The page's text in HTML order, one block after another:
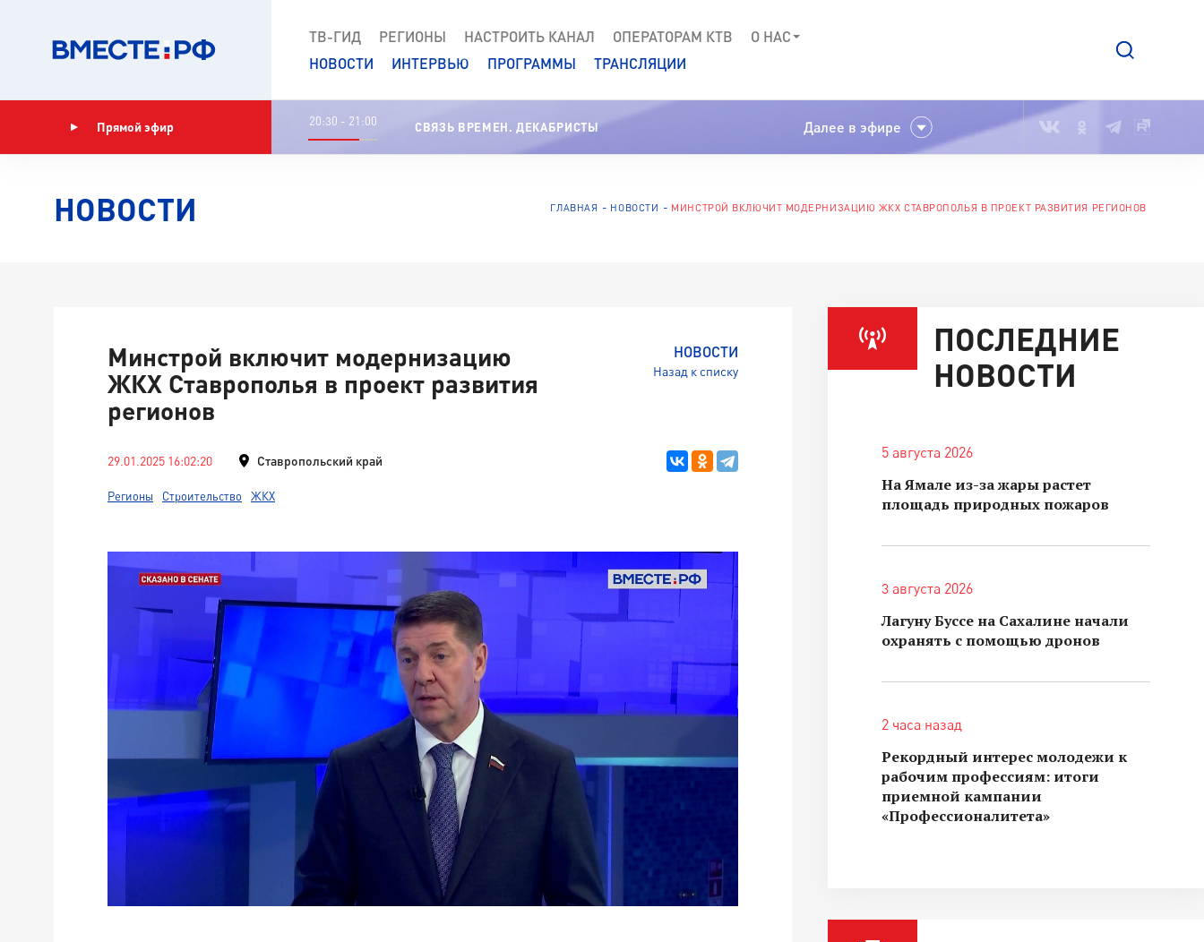
ТВ-ГИД РЕГИОНЫ НАСТРОИТЬ КАНАЛ ОПЕРАТОРАМ КТВ
О НАС
НОВОСТИ
ИНТЕРВЬЮ ПРОГРАММЫ ТРАНСЛЯЦИИ
Прямой эфир 20:30 - 21:00 СВЯЗЬ ВРЕМЕН. ДЕКАБРИСТЫ Далее в эфире
НОВОСТИ ГЛАВНАЯ НОВОСТИ МИНСТРОЙ ВКЛЮЧИТ МОДЕРНИЗАЦИЮ ЖКХ СТАВРОПОЛЬЯ В ПРОЕКТ РАЗВИТИЯ РЕГИОНОВ
НОВОСТИ
Назад к списку
Минстрой включит модернизацию
ЖКХ Ставрополья в проект развития
регионов
29.01.2025 16:02:20 Ставропольский край
Регионы Строительство ЖКХ
ПОСЛЕДНИЕ
НОВОСТИ
5 августа 2026
На Ямале из-за жары растет
площадь природных пожаров
3 августа 2026
Лагуну Буссе на Сахалине начали
охранять с помощью дронов
2 часа назад
Рекордный интерес молодежи к
рабочим профессиям: итоги
приемной кампании
«Профессионалитета»